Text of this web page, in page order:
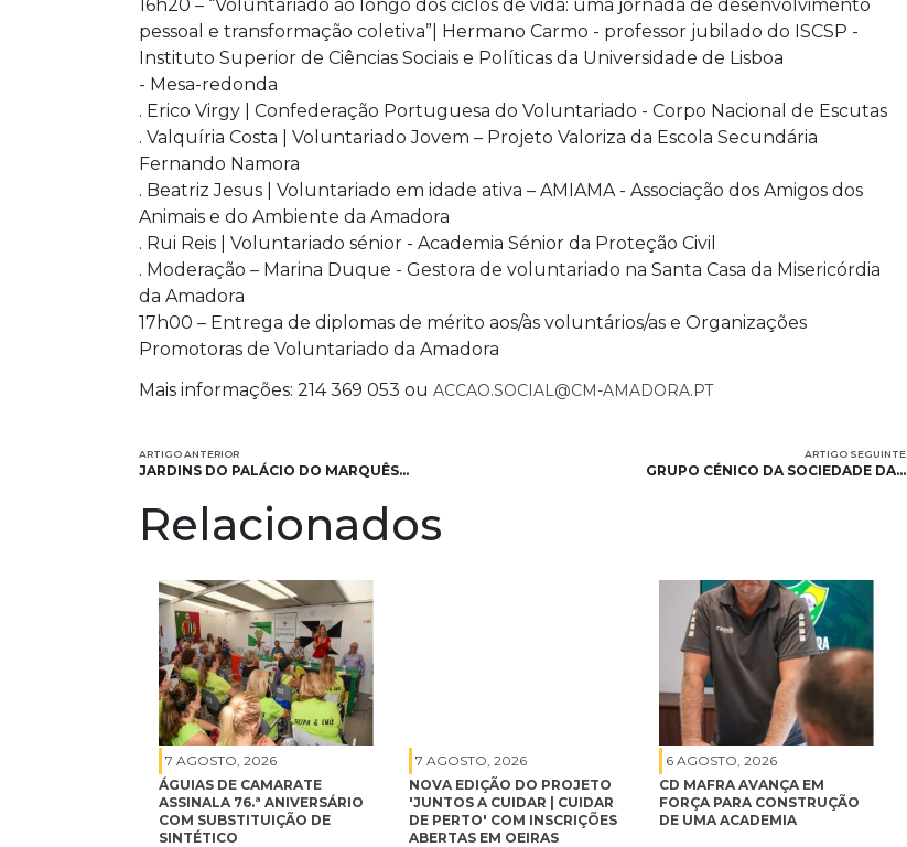
16h20 – “Voluntariado ao longo dos ciclos de vida: uma jornada de desenvolvimento
pessoal e transformação coletiva”| Hermano Carmo - professor jubilado do ISCSP -
Instituto Superior de Ciências Sociais e Políticas da Universidade de Lisboa
- Mesa-redonda
. Erico Virgy | Confederação Portuguesa do Voluntariado - Corpo Nacional de Escutas
. Valquíria Costa | Voluntariado Jovem – Projeto Valoriza da Escola Secundária
Fernando Namora
. Beatriz Jesus | Voluntariado em idade ativa – AMIAMA - Associação dos Amigos dos
Animais e do Ambiente da Amadora
. Rui Reis | Voluntariado sénior - Academia Sénior da Proteção Civil
. Moderação – Marina Duque - Gestora de voluntariado na Santa Casa da Misericórdia
da Amadora
17h00 – Entrega de diplomas de mérito aos/às voluntários/as e Organizações
Promotoras de Voluntariado da Amadora
Mais informações: 214 369 053 ou ACCAO.SOCIAL@CM-AMADORA.PT
ARTIGO ANTERIOR
JARDINS DO PALÁCIO DO MARQUÊS…
ARTIGO SEGUINTE
GRUPO CÉNICO DA SOCIEDADE DA…
Relacionados
7 AGOSTO, 2026
ÁGUIAS DE CAMARATE
ASSINALA 76.ª ANIVERSÁRIO
COM SUBSTITUIÇÃO DE
SINTÉTICO
7 AGOSTO, 2026
NOVA EDIÇÃO DO PROJETO
'JUNTOS A CUIDAR | CUIDAR
DE PERTO' COM INSCRIÇÕES
ABERTAS EM OEIRAS
6 AGOSTO, 2026
CD MAFRA AVANÇA EM
FORÇA PARA CONSTRUÇÃO
DE UMA ACADEMIA